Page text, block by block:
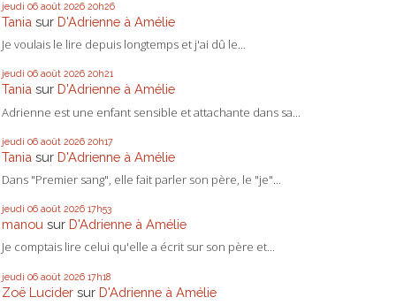
jeudi 06 août 2026 20h26
Tania sur D'Adrienne à Amélie
Je voulais le lire depuis longtemps et j'ai dû le...
jeudi 06 août 2026 20h21
Tania sur D'Adrienne à Amélie
Adrienne est une enfant sensible et attachante dans sa...
jeudi 06 août 2026 20h17
Tania sur D'Adrienne à Amélie
Dans "Premier sang", elle fait parler son père, le "je"...
jeudi 06 août 2026 17h53
manou sur D'Adrienne à Amélie
Je comptais lire celui qu'elle a écrit sur son père et...
jeudi 06 août 2026 17h18
Zoë Lucider sur D'Adrienne à Amélie